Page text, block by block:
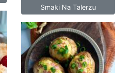
Smaki Na Talerzu